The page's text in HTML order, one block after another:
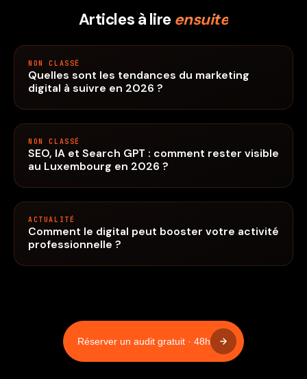
Articles à lire ensuite
NON CLASSÉ
Quelles sont les tendances du marketing
digital à suivre en 2026 ?
NON CLASSÉ
SEO, IA et Search GPT : comment rester visible
au Luxembourg en 2026 ?
ACTUALITÉ
Comment le digital peut booster votre activité
professionnelle ?
Réserver un audit gratuit · 48h